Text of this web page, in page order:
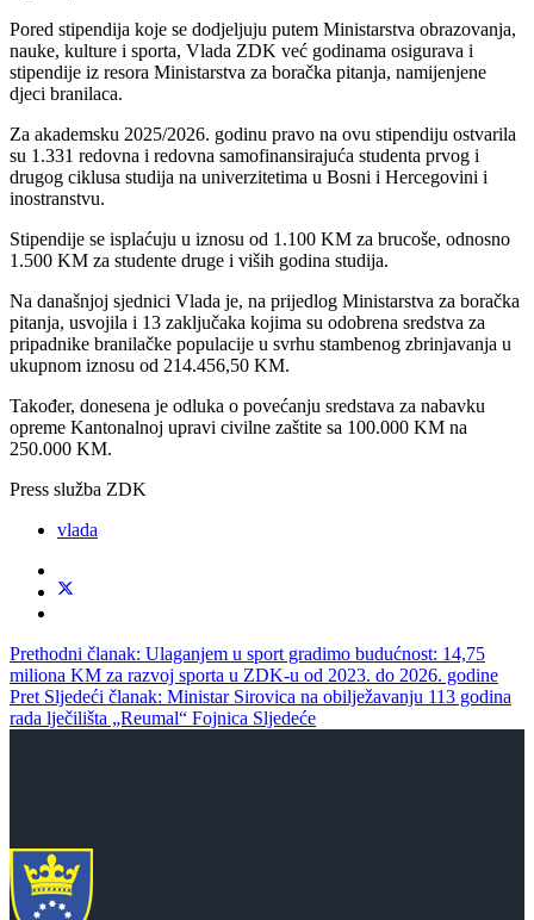
Pored stipendija koje se dodjeljuju putem Ministarstva obrazovanja,
nauke, kulture i sporta, Vlada ZDK već godinama osigurava i
stipendije iz resora Ministarstva za boračka pitanja, namijenjene
djeci branilaca.
Za akademsku 2025/2026. godinu pravo na ovu stipendiju ostvarila
su 1.331 redovna i redovna samofinansirajuća studenta prvog i
drugog ciklusa studija na univerzitetima u Bosni i Hercegovini i
inostranstvu.
Stipendije se isplaćuju u iznosu od 1.100 KM za brucoše, odnosno
1.500 KM za studente druge i viših godina studija.
Na današnjoj sjednici Vlada je, na prijedlog Ministarstva za boračka
pitanja, usvojila i 13 zaključaka kojima su odobrena sredstva za
pripadnike branilačke populacije u svrhu stambenog zbrinjavanja u
ukupnom iznosu od 214.456,50 KM.
Također, donesena je odluka o povećanju sredstava za nabavku
opreme Kantonalnoj upravi civilne zaštite sa 100.000 KM na
250.000 KM.
Press služba ZDK
vlada
Prethodni članak: Ulaganjem u sport gradimo budućnost: 14,75
miliona KM za razvoj sporta u ZDK-u od 2023. do 2026. godine
Pret Sljedeći članak: Ministar Sirovica na obilježavanju 113 godina
rada lječilišta „Reumal“ Fojnica Sljedeće